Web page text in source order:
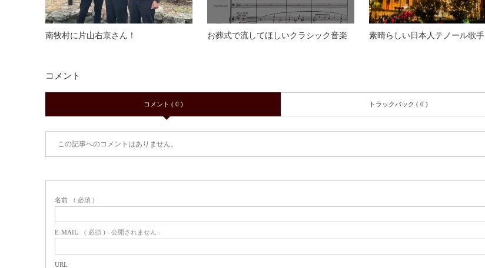
南牧村に片山右京さん！ お葬式で流してほしいクラシック音楽 素晴らしい日本人テノール歌手
コメント
コメント ( 0 ) トラックバック ( 0 )
この記事へのコメントはありません。
名前 ( 必須 )
E-MAIL ( 必須 ) - 公開されません -
URL